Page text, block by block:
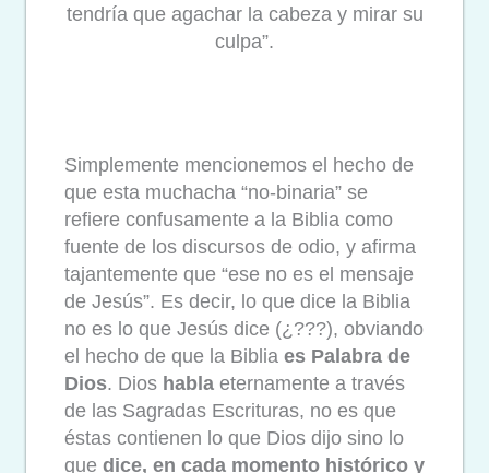
tendría que agachar la cabeza y mirar su
culpa”.
Simplemente mencionemos el hecho de
que esta muchacha “no-binaria” se
refiere confusamente a la Biblia como
fuente de los discursos de odio, y afirma
tajantemente que “ese no es el mensaje
de Jesús”. Es decir, lo que dice la Biblia
no es lo que Jesús dice (¿???), obviando
el hecho de que la Biblia es Palabra de
Dios. Dios habla eternamente a través
de las Sagradas Escrituras, no es que
éstas contienen lo que Dios dijo sino lo
que dice, en cada momento histórico y